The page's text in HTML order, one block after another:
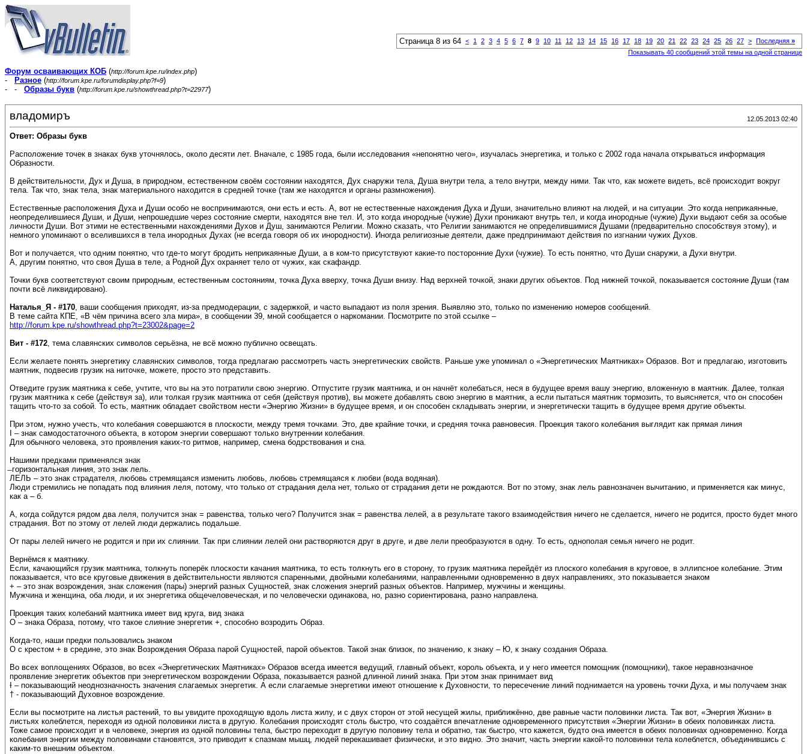
Страница 8 из 64 < 1 2 3 4 5 6 7 8 9 10 11 12 13 14 15 16 17 18 19 20 21 22 23 24 25 26 27 > Последняя »
Показывать 40 сообщений этой темы на одной странице
Форум осваивающих КОБ (http://forum.kpe.ru/index.php)
-
Разное (http://forum.kpe.ru/forumdisplay.php?f=9)
- - Образы букв (http://forum.kpe.ru/showthread.php?t=22977)
владомиръ 12.05.2013 02:40
Ответ: Образы букв
Расположение точек в знаках букв уточнялось, около десяти лет. Вначале, с 1985 года, были исследования «непонятно чего», изучалась энергетика, и только с 2002 года начала открываться информация
Образности.
В действительности, Дух и Душа, в природном, естественном своём состоянии находятся, Дух снаружи тела, Душа внутри тела, а тело внутри, между ними. Так что, как можете видеть, всё происходит вокруг
тела. Так что, знак тела, знак материального находится в средней точке (там же находятся и органы размножения).
Естественные расположения Духа и Души особо не воспринимаются, они есть и есть. А, вот не естественные нахождения Духа и Души, значительно влияют на людей, и на ситуации. Это когда неприкаянные,
неопределившиеся Души, и Души, непрошедшие через состояние смерти, находятся вне тел. И, это когда инородные (чужие) Духи проникают внутрь тел, и когда инородные (чужие) Духи выдают себя за особые
личности Души. Вот этими не естественными нахождениями Духов и Душ, занимаются Религии. Можно сказать, что Религии занимаются не определившимися Душами (предварительно способствуя этому), и
немного упоминают о вселившихся в тела инородных Духах (не всегда говоря об их инородности). Иногда религиозные деятели, даже предпринимают действия по изгнании чужих Духов.
Вот и получается, что одним понятно, что где-то могут бродить неприкаянные Души, а в ком-то присутствуют какие-то посторонние Духи (чужие). То есть понятно, что Души снаружи, а Духи внутри.
А, другим понятно, что своя Душа в теле, а Родной Дух охраняет тело от чужих, как скафандр.
Точки букв соответствуют своим природным, естественным состояниям, точка Духа вверху, точка Души внизу. Над верхней точкой, знаки других объектов. Под нижней точкой, показывается состояние Души (там
почти всё ликвидировано).
Наталья_Я - #170, ваши сообщения приходят, из-за предмодерации, с задержкой, и часто выпадают из поля зрения. Выявляю это, только по изменению номеров сообщений.
В теме сайта КПЕ, «В чём причина всего зла мира», в сообщении 39, мной сообщается о наркомании. Посмотрите по этой ссылке –
http://forum.kpe.ru/showthread.php?t=23002&page=2
Вит - #172, тема славянских символов серьёзна, не всё можно публично освещать.
Если желаете понять энергетику славянских символов, тогда предлагаю рассмотреть часть энергетических свойств. Раньше уже упоминал о «Энергетических Маятниках» Образов. Вот и предлагаю, изготовить
маятник, подвесив грузик на ниточке, можете, просто это представить.
Отведите грузик маятника к себе, учтите, что вы на это потратили свою энергию. Отпустите грузик маятника, и он начнёт колебаться, неся в будущее время вашу энергию, вложенную в маятник. Далее, толкая
грузик маятника к себе (действуя за), или толкая грузик маятника от себя (действуя против), вы можете добавлять свою энергию в маятник, а если пытаться маятник тормозить, то выясняется, что он способен
тащить что-то за собой. То есть, маятник обладает свойством нести «Энергию Жизни» в будущее время, и он способен складывать энергии, и энергетически тащить в будущее время другие объекты.
При этом, нужно учесть, что колебания совершаются в плоскости, между тремя точками. Это, две крайние точки, и средняя точка равновесия. Проекция такого колебания выглядит как прямая линия
I – знак самодостаточного объекта, в котором энергии совершают только внутреннии колебания.
Для обычного человека, это проявления каких-то ритмов, например, смена бодрствования и сна.
Нашими предками применялся знак
̶ горизонтальная линия, это знак лель.
ЛЕЛЬ – это знак страдателя, любовь стремящаяся изменить любовь, любовь стремящаяся к любви (вода водяная).
Люди стремились не попадать под влияния леля, потому, что только от страдания дела нет, только от страдания дети не рождаются. Вот по этому, знак лель равнозначен вычитанию, и применяется как минус,
как а – б.
А, когда сойдутся рядом два леля, получится знак = равенства, только чего? Получится знак = равенства лелей, а в результате такого взаимодействия ничего не сделается, ничего не родится, просто будет много
страдания. Вот по этому от лелей люди держались подальше.
От пары лелей ничего не родится и при их слиянии. Так при слиянии лелей они растворяются друг в друге, и две лели преобразуются в одну. То есть, однополая семья ничего не родит.
Вернёмся к маятнику.
Если, качающийся грузик маятника, толкнуть поперёк плоскости качания маятника, то есть толкнуть его в сторону, то грузик маятника перейдёт из плоского колебания в круговое, в эллипсное колебание. Этим
показывается, что все круговые движения в действительности являются спаренными, двойными колебаниями, направленными одновременно в двух направлениях, это показывается знаком
+ – это знак возрождения, знак сложения (пары) энергий разных Сущностей, знак сложения энергий разных объектов. Например, мужчины и женщины.
Мужчина и женщина, оба люди, и их энергетика общечеловеческая, и по человечески одинакова, но, разно сориентирована, разно направлена.
Проекция таких колебаний маятника имеет вид круга, вид знака
О – знака Образа, потому, что такое слияние энергетик +, способно возродить Образ.
Когда-то, наши предки пользовались знаком
О с крестом + в средине, это знак Возрождения Образа парой Сущностей, парой объектов. Такой знак близок, по значению, к знаку – Ю, к знаку создания Образа.
Во всех воплощениях Образов, во всех «Энергетических Маятниках» Образов всегда имеется ведущий, главный объект, король объекта, и у него имеется помощник (помощники), такое неравнозначное
проявление энергетик объектов при энергетическом возрождении Образа, показывается разной длинной линий знака. При этом знак принимает вид
Ɨ – показывающий неоднозначность значения слагаемых энергетик. А если слагаемые энергетики имеют отношение к Духовности, то пересечение линий поднимается на уровень точки Духа, и мы получаем знак
† - показывающий Духовное возрождение.
Если вы посмотрите на листья растений, то вы увидите проходящую вдоль листа жилу, и с двух сторон от этой несущей жилы, приближённо, две равные части половинки листа. Так вот, «Энергия Жизни» в
листьях колеблется, переходя из одной половинки листа в другую. Колебания происходят столь быстро, что создаётся впечатление одновременного присутствия «Энергии Жизни» в обеих половинках листа.
Тоже самое происходит и в человеке, энергия из одной половины тела, быстро переходит в другую половину тела и обратно, так быстро, что кажется, будто она имеется в обеих половинах одновременно. Когда
колебания энергии между половинами становятся, это приводит к спазмам мышц, людей перекашивает физически, и это видно. Это значит, часть энергии какой-то половинки тела колеблется, объединившись с
каким-то внешним объектом.